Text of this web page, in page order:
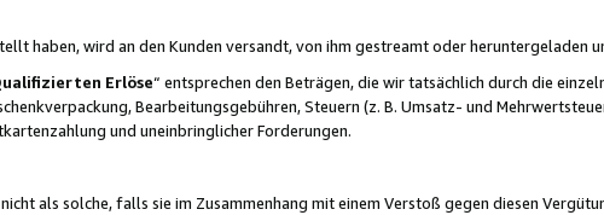
haben, wird an den Kunden versandt, von ihm gestreamt oder heruntergeladen
Erlöse“ entsprechen den Beträgen, die wir tatsächlich durch die
Bearbeitungsgebühren, Steuern (z. B. Umsatz- und
und uneinbringlicher Forderungen.
als solche, falls sie im Zusammenhang mit einem Verstoß gegen diesen